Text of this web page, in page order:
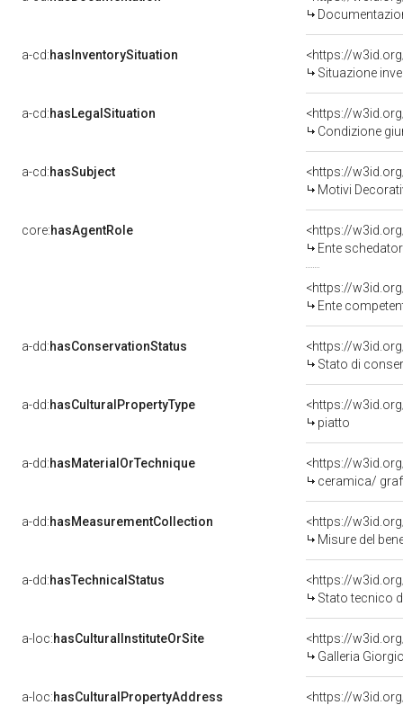
a-cd:hasInventorySituation
<https://
Situazione
a-cd:hasLegalSituation
<https://
Condizione
a-cd:hasSubject
<https://
Motivi
core:hasAgentRole
<https://
Ente
<https://
Ente competente per tutela del
a-dd:hasConservationStatus
<https://
Stato di
a-dd:hasCulturalPropertyType
<https://
piatto
a-dd:hasMaterialOrTechnique
<https://
ceramica/
a-dd:hasMeasurementCollection
<https://
Misure del
a-dd:hasTechnicalStatus
<https://
Stato tecnico
a-loc:hasCulturalInstituteOrSite
<https://
Galleria
a-loc:hasCulturalPropertyAddress
<https://